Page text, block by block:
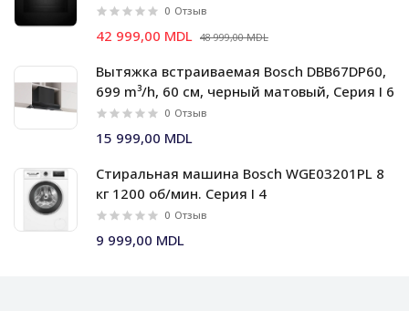
0 Отзыв
42 999,00 MDL 48 999,00 MDL
Вытяжка встраиваемая Bosch DBB67DP60,
699 m³/h, 60 см, черный матовый, Серия I 6
0 Отзыв
15 999,00 MDL
Стиральная машина Bosch WGE03201PL 8
кг 1200 об/мин. Серия I 4
0 Отзыв
9 999,00 MDL